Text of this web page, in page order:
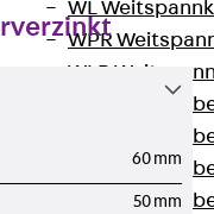
WL
WPR
WLR
60 mm
50 mm